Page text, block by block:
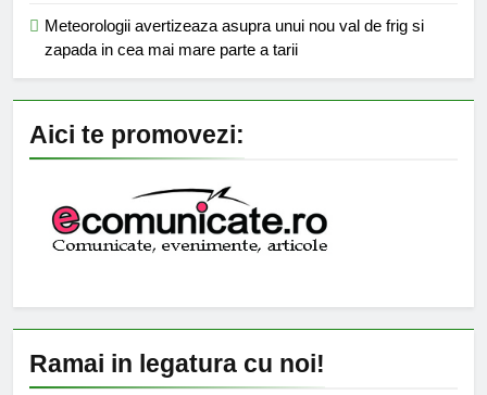
Meteorologii avertizeaza asupra unui nou val de frig si
zapada in cea mai mare parte a tarii
Aici te promovezi:
Ramai in legatura cu noi!